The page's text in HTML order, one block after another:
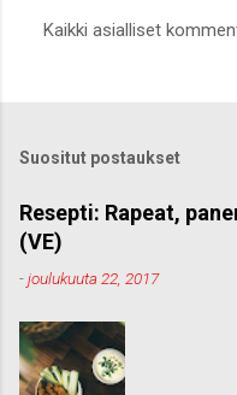
ä
o
m
n
t
Kaikki asialliset
Suositut postaukset
Resepti: Rapeat,
(VE)
-joulukuuta 22, 2017